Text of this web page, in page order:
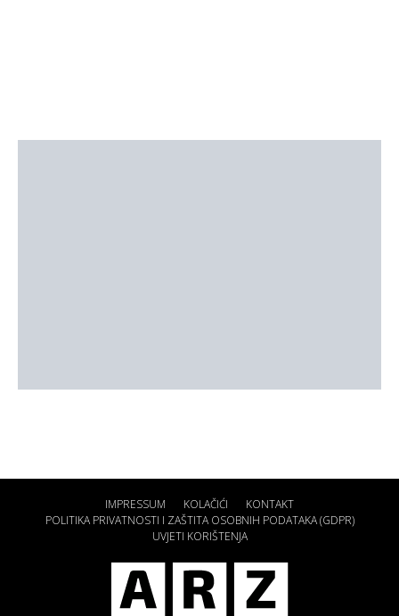
IMPRESSUM KOLAČIĆI
KONTAKT
POLITIKA PRIVATNOSTI I ZAŠTITA OSOBNIH PODATAKA (GDPR)
UVJETI KORIŠTENJA